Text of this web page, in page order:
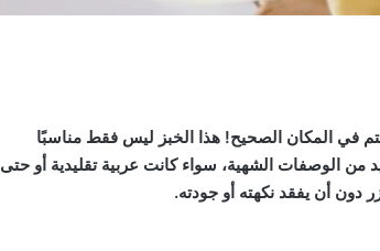
في المكان الصحيح! هذا الخبز ليس فقط مناسبًا
من الوصفات الشهية، سواء كانت عربية تقليدية أو حتى
دون أن يفقد نكهته أو جودته.